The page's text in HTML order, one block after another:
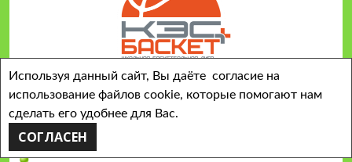
ПОЛЕЗНЫЕ ССЫЛКИ
Используя данный сайт, Вы даёте согласие на
использование файлов cookie, которые помогают нам
сделать его удобнее для Вас.
СОГЛАСЕН